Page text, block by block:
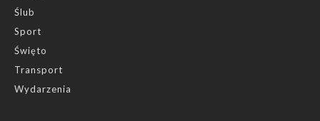
Ślub
Sport
Święto
Transport
Wydarzenia